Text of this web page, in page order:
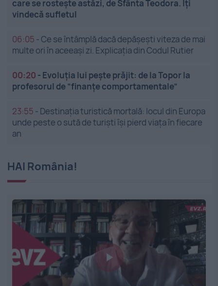
care se rostește astăzi, de Sfânta Teodora. Îți
vindecă sufletul
06:05 -Ce se întâmplă dacă depășești viteza de mai
multe ori în aceeași zi. Explicația din Codul Rutier
00:20 - Evoluția lui pește prăjit: de la Topor la
profesorul de ”finanțe comportamentale”
23:55 - Destinația turistică mortală: locul din Europa
unde peste o sută de turiști își pierd viața în fiecare
an
HAI România!